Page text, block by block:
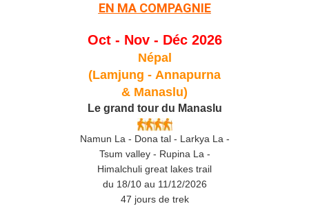
EN MA COMPAGNIE
Oct - Nov - Déc 2026
Népal
(Lamjung - Annapurna
& Manaslu)
Le grand tour du Manaslu
Namun La - Dona tal - Larkya La -
Tsum valley - Rupina La -
Himalchuli great lakes trail
du 18/10 au 11/12/2026
47 jours de trek